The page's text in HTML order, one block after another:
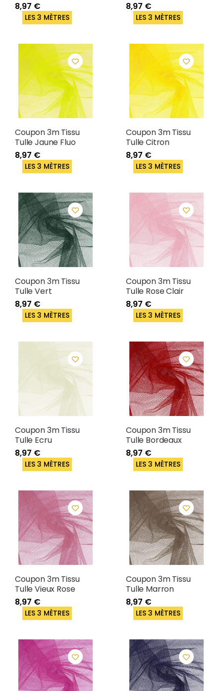
8,97 €
LES 3 MÈTRES
8,97 €
LES 3 MÈTRES
Coupon 3m Tissu
Tulle Jaune Fluo
8,97 €
LES 3 MÈTRES
Coupon 3m Tissu
Tulle Citron
8,97 €
LES 3 MÈTRES
Coupon 3m Tissu
Tulle Vert
8,97 €
LES 3 MÈTRES
Coupon 3m Tissu
Tulle Rose Clair
8,97 €
LES 3 MÈTRES
Coupon 3m Tissu
Tulle Ecru
8,97 €
LES 3 MÈTRES
Coupon 3m Tissu
Tulle Bordeaux
8,97 €
LES 3 MÈTRES
Coupon 3m Tissu
Tulle Vieux Rose
8,97 €
LES 3 MÈTRES
Coupon 3m Tissu
Tulle Marron
8,97 €
LES 3 MÈTRES